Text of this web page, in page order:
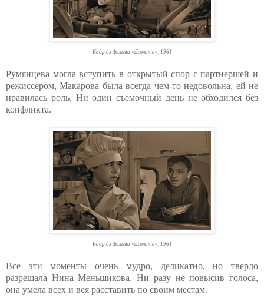
Кадр из фильма «Девчата», 1961
Румянцева могла вступить в открытый спор с партнершей и
режиссером, Макарова была всегда чем-то недовольна, ей не
нравилась роль. Ни один съемочный день не обходился без
конфликта.
Кадр из фильма «Девчата», 1961
Все эти моменты очень мудро, деликатно, но твердо
разрешала Нина Меньшикова. Ни разу не повысив голоса,
она умела всех и вся расставить по своим местам.